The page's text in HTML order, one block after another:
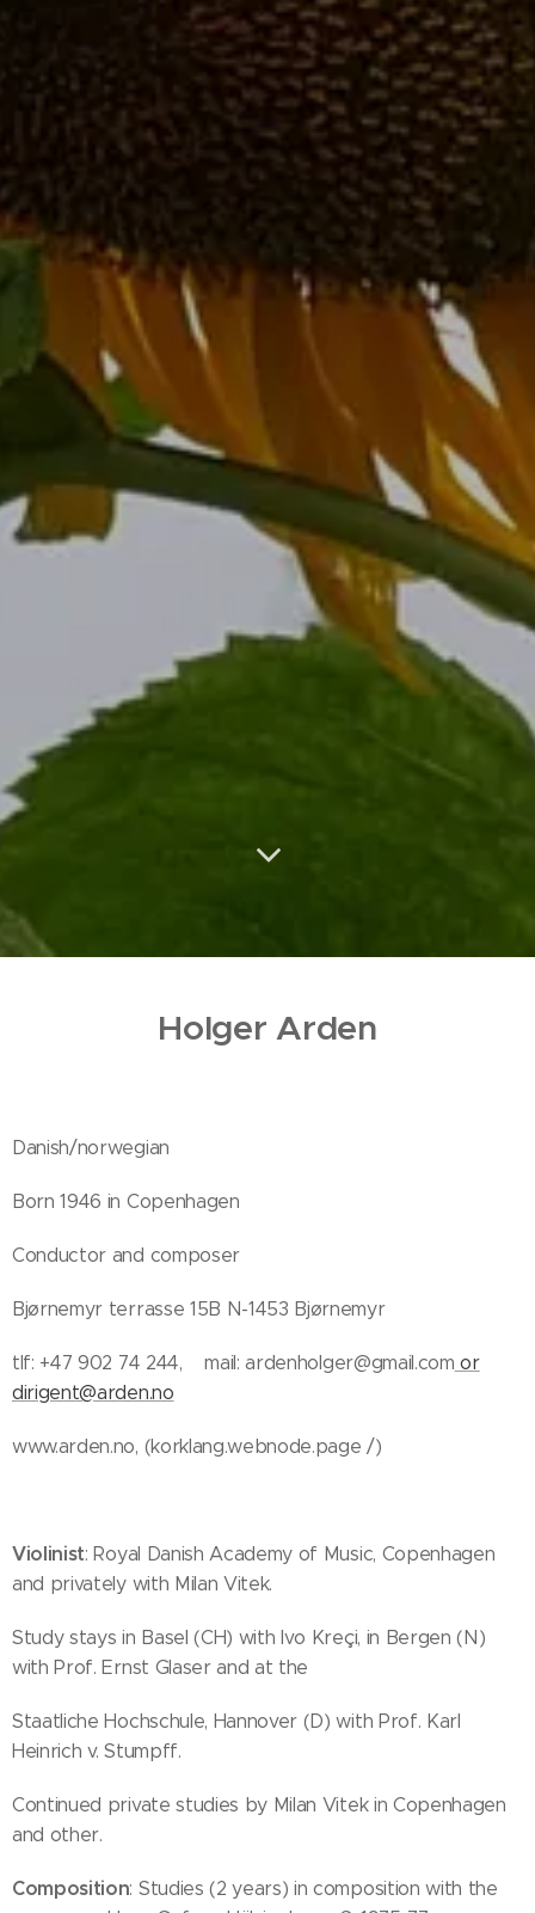
Holger Arden
Danish/norwegian
Born 1946 in Copenhagen
Conductor and composer
Bjørnemyr terrasse 15B N-1453 Bjørnemyr
tlf: +47 902 74 244, mail: ardenholger@gmail.com or
dirigent@arden.no
www.arden.no, (korklang.webnode.page /)
Violinist: Royal Danish Academy of Music, Copenhagen
and privately with Milan Vitek.
Study stays in Basel (CH) with Ivo Kreçi, in Bergen (N)
with Prof. Ernst Glaser and at the
Staatliche Hochschule, Hannover (D) with Prof. Karl
Heinrich v. Stumpff.
Continued private studies by Milan Vitek in Copenhagen
and other.
Composition: Studies (2 years) in composition with the